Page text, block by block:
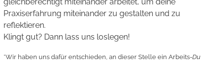
Praxiserfahrung miteinander zu gestalten und zu
reflektieren.
Klingt gut? Dann lass uns loslegen!
*Wir haben uns dafür entschieden, an dieser Stelle ein Arbeits-Du